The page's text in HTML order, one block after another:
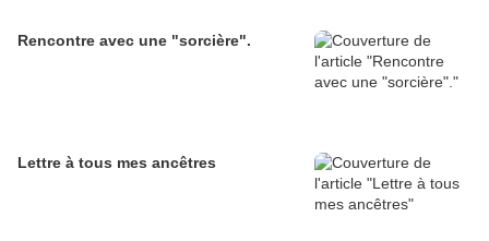
Rencontre avec une "sorcière".
Lettre à tous mes ancêtres